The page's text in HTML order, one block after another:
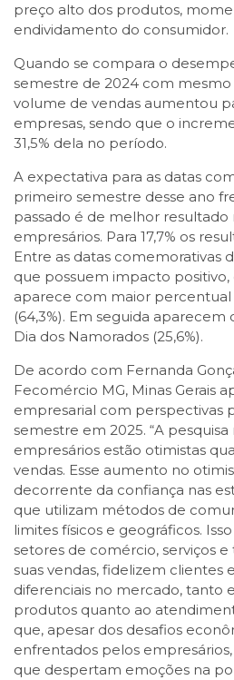
preço alto dos produtos,
endividamento do consumidor.
Quando se compara o
semestre de 2024 com
volume de vendas aumentou
empresas, sendo que o
31,5% dela no período.
A expectativa para as datas
primeiro semestre desse ano
passado é de melhor resultado
empresários. Para 17,7% os
Entre as datas comemorativas
que possuem impacto positivo,
aparece com maior
(64,3%). Em seguida aparecem
Dia dos Namorados (25,6%).
De acordo com Fernanda
Fecomércio MG, Minas Gerais
empresarial com perspectivas
semestre em 2025. “A
empresários estão otimistas
vendas. Esse aumento no
decorrente da confiança nas
que utilizam métodos de
limites físicos e geográficos.
setores de comércio, serviços
suas vendas, fidelizem clientes
diferenciais no mercado, tanto
produtos quanto ao
que, apesar dos desafios
enfrentados pelos
que despertam emoções na